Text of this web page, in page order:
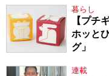
暮らし
【プチ
ホッと
グ」
連載